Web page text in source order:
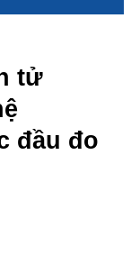
tử
đầu đo